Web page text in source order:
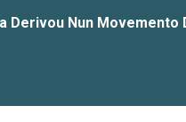
Derivou Nun